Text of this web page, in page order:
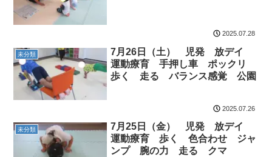
2025.07.28
未分類
7月26日（土） 児発 放デイ
運動療育 手押し車 ポックリ
歩く 走る バランス感覚 公園
2025.07.26
未分類
7月25日（金） 児発 放デイ
運動療育 歩く 色合わせ ジャ
ンプ 腕の力 走る クマ